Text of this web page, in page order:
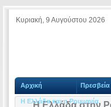
Κυριακή, 9 Αυγούστου 2026
Αρχική
Η Ελλάδα και η Ρουμανία
Η Ελλάδα στην